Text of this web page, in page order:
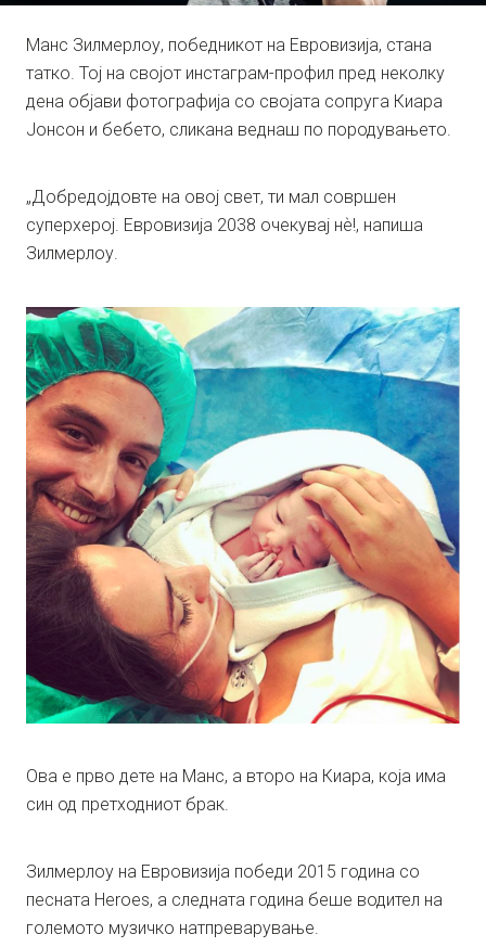
Манс Зилмерлоу, победникот на Евровизија, стана
татко. Тој на својот инстаграм-профил пред неколку
дена објави фотографија со својата сопруга Киара
Јонсон и бебето, сликана веднаш по породувањето.
„Добредојдовте на овој свет, ти мал совршен
суперхерој. Евровизија 2038 очекувај нѐ!, напиша
Зилмерлоу.
Ова е прво дете на Манс, а второ на Киара, која има
син од претходниот брак.
Зилмерлоу на Евровизија победи 2015 година со
песната Heroes, а следната година беше водител на
големото музичко натпреварување.